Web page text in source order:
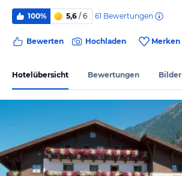
100% 5,6 / 6 61 Bewertungen
Bewerten Hochladen Merken
Hotelübersicht Bewertungen Bilder